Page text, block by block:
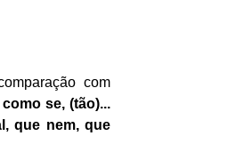
com
se, (tão)...
que nem, que